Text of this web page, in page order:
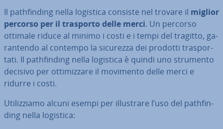
Il pa­th­fin­ding nella logistica consiste nel trovare il miglior
percorso per il trasporto delle merci. Un percorso
ottimale riduce al minimo i costi e i tempi del tragitto, ga­
ran­ten­do al contempo la sicurezza dei prodotti tra­spor­
ta­ti. Il pa­th­fin­ding nella logistica è quindi uno strumento
decisivo per ot­ti­miz­za­re il movimento delle merci e
ridurre i costi.
Uti­liz­zia­mo alcuni esempi per il­lu­stra­re l’uso del pa­th­fin­
ding nella logistica: